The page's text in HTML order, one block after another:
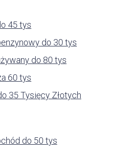
45 tys
do 30 tys
do 80 tys
60 tys
35 Tysięcy Złotych
do 50 tys